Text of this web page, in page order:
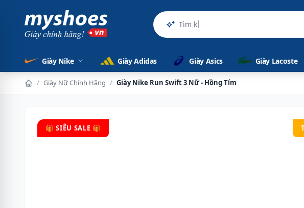
Sản phẩm c
Giày Nike Giày Adidas Giày Asics Giày Lacoste
/ Giày Nữ Chính Hãng / Giày Nike Run Swift 3 Nữ - Hồng Tím
🎁 SIÊU SALE 🎁